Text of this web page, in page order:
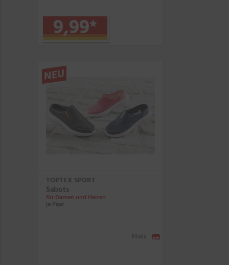
9,99*
NEU
TOPTEX SPORT
Sabots
für Damen und Herren
je Paar
Filiale